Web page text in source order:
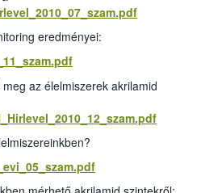
eredményei:
az élelmiszerek akrilamid